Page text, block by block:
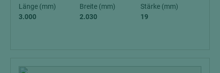
Länge (mm)
3.000
Breite (mm)
2.030
Stärke (mm)
19